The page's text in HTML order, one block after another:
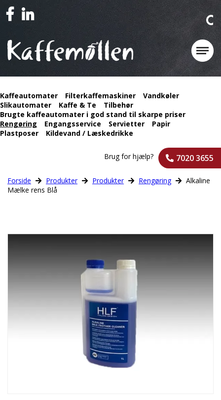
Kaffeautomater Filterkaffemaskiner
Vandkøler
Slikautomater
Kaffe & Te
Tilbehør
Brugte kaffeautomater i god stand til skarpe priser
Rengøring
Engangsservice Servietter
Papir
Plastposer
Kildevand / Læskedrikke
Brug for hjælp? 7020 3655
Forside Produkter Produkter Rengøring
Alkaline
Mælke rens Blå